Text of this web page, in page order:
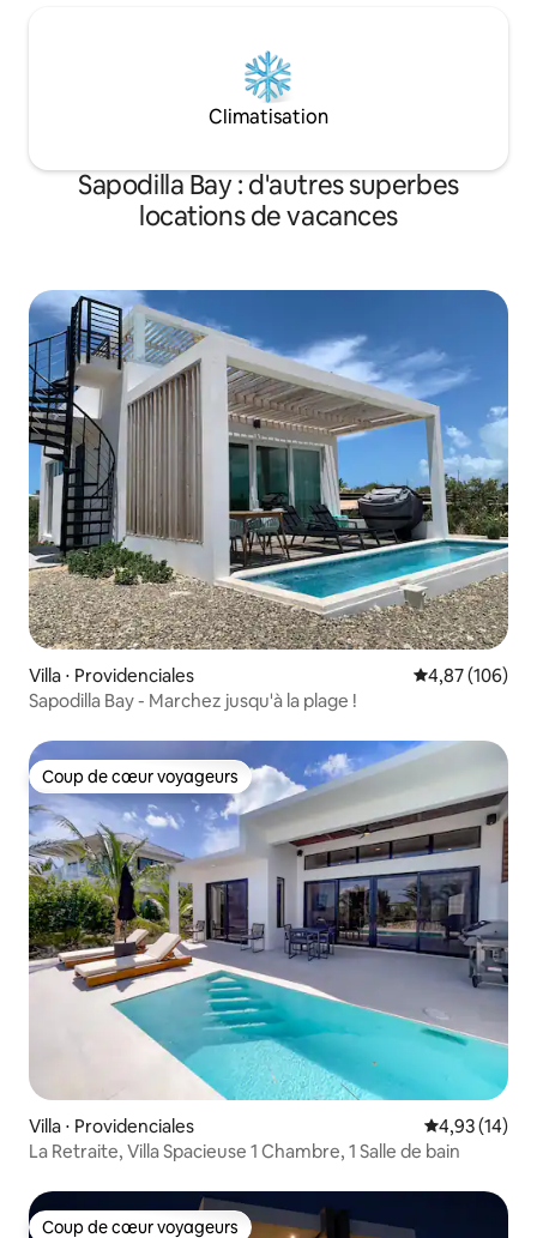
Climatisation
Sapodilla Bay : d'autres superbes
locations de vacances
Villa ⋅ Providenciales Évaluation
4,87 (106)
Sapodilla Bay - Marchez jusqu'à la plage !
Coup de cœur voyageurs
Coup de cœur voyageurs
Villa ⋅ Providenciales Évaluation
4,93 (14)
La Retraite, Villa Spacieuse 1 Chambre, 1 Salle de bain
Coup de cœur voyageurs